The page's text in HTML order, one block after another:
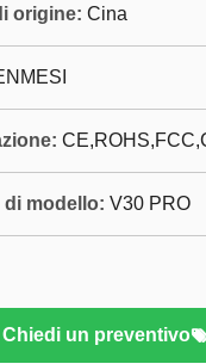
origine: Cina
di modello: V30 PRO
Chiedi un preventivo